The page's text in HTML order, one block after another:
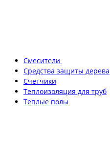
Смесители
Средства защиты дерева
Счетчики
Теплоизоляция для труб
Теплые полы